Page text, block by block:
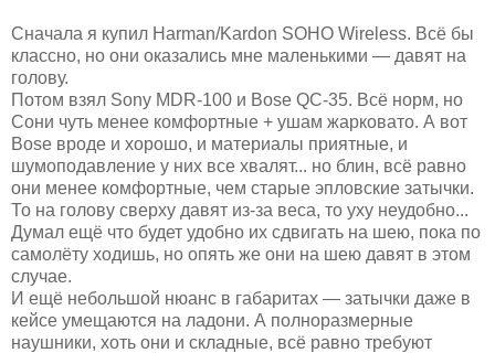
Сначала я купил Harman/Kardon SOHO Wireless. Всё бы
классно, но они оказались мне маленькими — давят на
голову.
Потом взял Sony MDR-100 и Bose QC-35. Всё норм, но
Сони чуть менее комфортные + ушам жарковато. А вот
Bose вроде и хорошо, и материалы приятные, и
шумоподавление у них все хвалят... но блин, всё равно
они менее комфортные, чем старые эпловские затычки.
То на голову сверху давят из-за веса, то уху неудобно...
Думал ещё что будет удобно их сдвигать на шею, пока по
самолёту ходишь, но опять же они на шею давят в этом
случае.
И ещё небольшой нюанс в габаритах — затычки даже в
кейсе умещаются на ладони. А полноразмерные
наушники, хоть они и складные, всё равно требуют